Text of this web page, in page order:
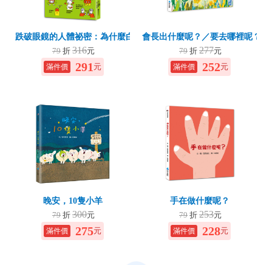
跌破眼鏡的人體祕密：為什麼白頭髮拔了不會變多？
79 折 316元
291 元
會長出什麼呢？／要去哪裡呢？
79 折 277元
252元
晚安，10隻小羊
79 折 300元
275元
手在做什麼呢？
79 折 253元
228元